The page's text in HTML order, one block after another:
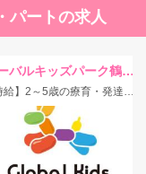
パートの求人
グローバルキッズパーク鶴田店
【高時給】2～5歳の療育・発達支援！子育てに理解ある働きやすい職場です♪